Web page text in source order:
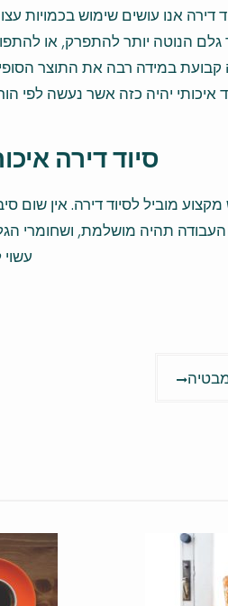
אנו עושים שימוש בכמויות
הנוטה יותר להתפרק, או
קבועת במידה רבה את התוצר
איכותי יהיה כזה אשר נעשה לפי
סיוד דירה
מקצוע מוביל לסיוד דירה. אין
העבודה תהיה מושלמת, ושחומרי